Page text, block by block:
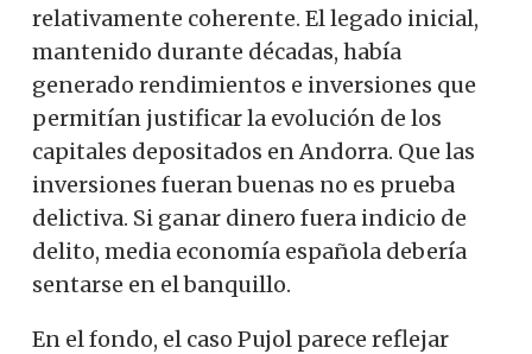
relativamente coherente. El legado inicial,
mantenido durante décadas, había
generado rendimientos e inversiones que
permitían justificar la evolución de los
capitales depositados en Andorra. Que las
inversiones fueran buenas no es prueba
delictiva. Si ganar dinero fuera indicio de
delito, media economía española debería
sentarse en el banquillo.
En el fondo, el caso Pujol parece reflejar